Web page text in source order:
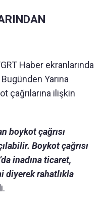
Haber ekranlarında
Yarına
çağrılarına ilişkin
boykot çağrısı
Boykot çağrısı
inadına ticaret,
diyerek rahatlıkla